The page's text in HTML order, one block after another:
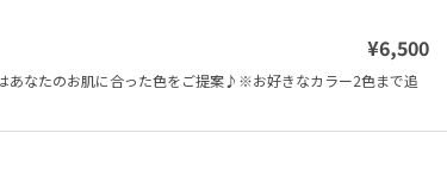
¥6,500
あなたのお肌に合った色をご提案♪※お好きなカラー2色まで追